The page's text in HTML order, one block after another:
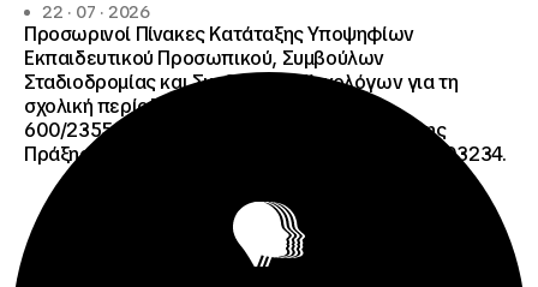
22 · 07 · 2026
Προσωρινοί Πίνακες Κατάταξης Υποψηφίων
Εκπαιδευτικού Προσωπικού, Συμβούλων
Σταδιοδρομίας και Συμβούλων Ψυχολόγων για τη
σχολική περίοδο 2026-2027 της ΑΠ
600/2355/13042/08-05-2026 πρόσκλησης, της
Πράξης «Σχολεία Δεύτερης Ευκαιρίας», ΟΠΣ 6003234.